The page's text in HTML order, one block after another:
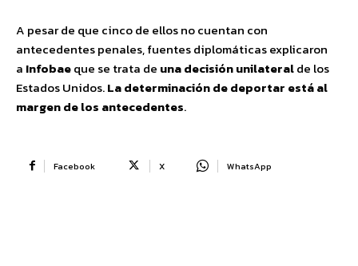
A pesar de que cinco de ellos no cuentan con
antecedentes penales, fuentes diplomáticas explicaron
a Infobaeque se trata de una decisión unilateralde los
Estados Unidos.La determinación de deportar está al
margen de los antecedentes.
Facebook X WhatsApp